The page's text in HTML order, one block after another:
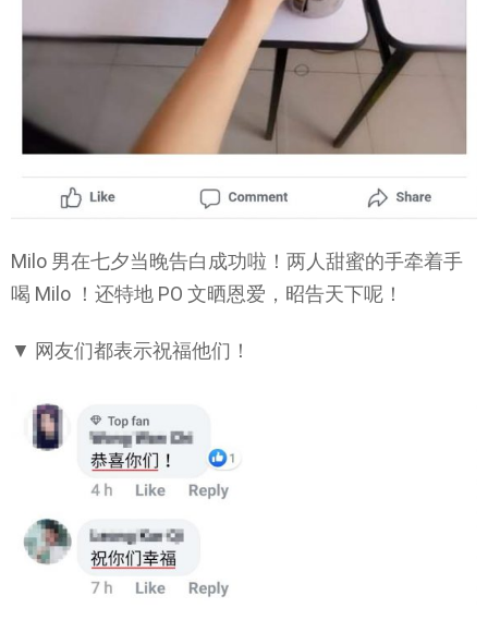
Milo 男在七夕当晚告白成功啦！两人甜蜜的手牵着手
喝 Milo ！还特地 PO 文晒恩爱，昭告天下呢！
▼ 网友们都表示祝福他们！